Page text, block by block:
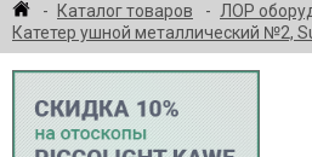
Каталог товаров
ЛОР
Катетер ушной металлический №2,